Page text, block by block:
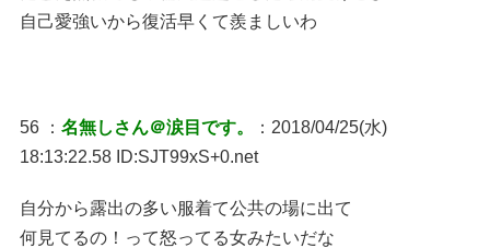
自己愛強いから復活早くて羨ましいわ
56 ： 名無しさん＠涙目です。
：2018/04/25(水)
18:13:22.58 ID:SJT99xS+0.net
自分から露出の多い服着て公共の場に出て
何見てるの！って怒ってる女みたいだな